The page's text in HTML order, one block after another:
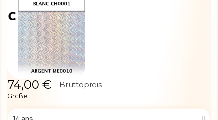
74,00 € Bruttopreis
Größe